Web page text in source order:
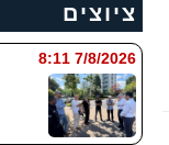
ציוצים
7/8/2026 8:11